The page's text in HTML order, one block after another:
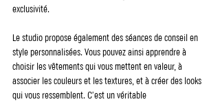
exclusivité.
Le studio propose également des séances de conseil en
style personnalisées. Vous pouvez ainsi apprendre à
choisir les vêtements qui vous mettent en valeur, à
associer les couleurs et les textures, et à créer des looks
qui vous ressemblent. C’est un véritable